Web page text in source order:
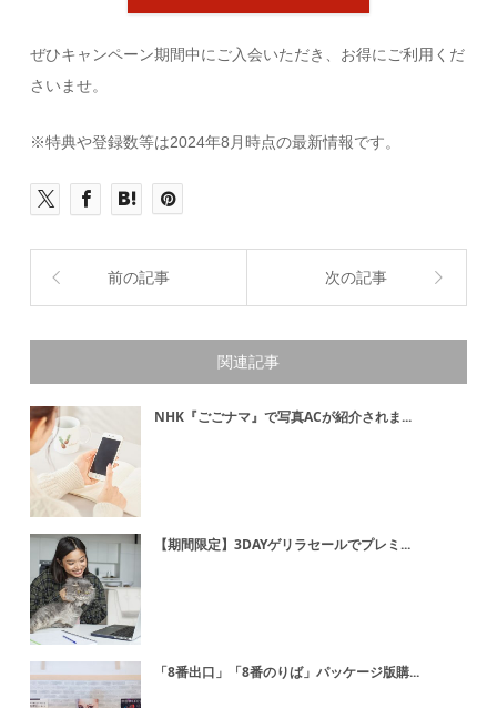
ぜひキャンペーン期間中にご入会いただき、お得にご利用くだ
さいませ。
※特典や登録数等は2024年8月時点の最新情報です。
前の記事 次の記事
関連記事
NHK『ごごナマ』で写真ACが紹介されま...
【期間限定】3DAYゲリラセールでプレミ...
「8番出口」「8番のりば」パッケージ版購...